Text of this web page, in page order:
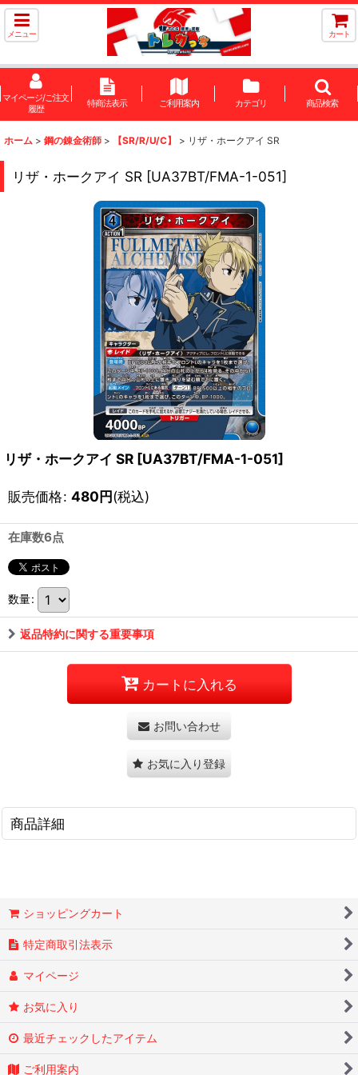
メニュー カート
マイページ/ご注文
履歴
特商法表示 ご利用案内 カテゴリ 商品検索
ホーム > 鋼の錬金術師 > 【SR/R/U/C】 > リザ・ホークアイ SR
リザ・ホークアイ SR [UA37BT/FMA-1-051]
リザ・ホークアイ SR [UA37BT/FMA-1-051]
販売価格: 480円(税込)
在庫数6点
数量:
返品特約に関する重要事項
カートに入れる
お問い合わせ
お気に入り登録
商品詳細
ショッピングカート
特定商取引法表示
マイページ
お気に入り
最近チェックしたアイテム
ご利用案内